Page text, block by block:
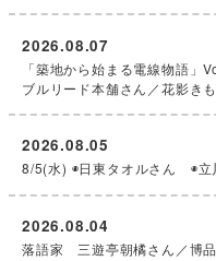
「築地から始まる電線物語」
ブルリード本舗さん／花影き
2026.08.07
8/5(水) ◉日東タオルさん ◉立
2026.08.05
落語家 三遊亭朝橘さん／博
2026.08.04